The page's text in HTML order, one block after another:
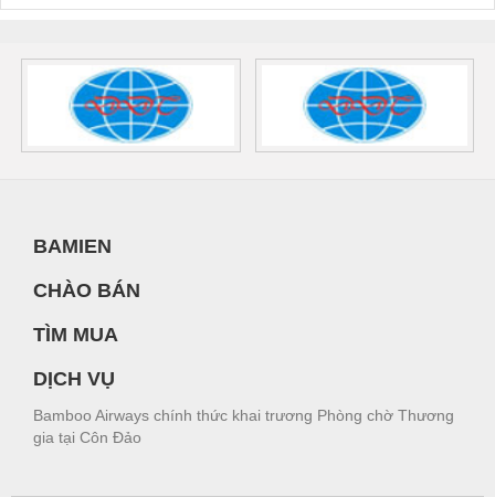
BAMIEN
CHÀO BÁN
TÌM MUA
DỊCH VỤ
Bamboo Airways chính thức khai trương Phòng chờ Thương
gia tại Côn Đảo